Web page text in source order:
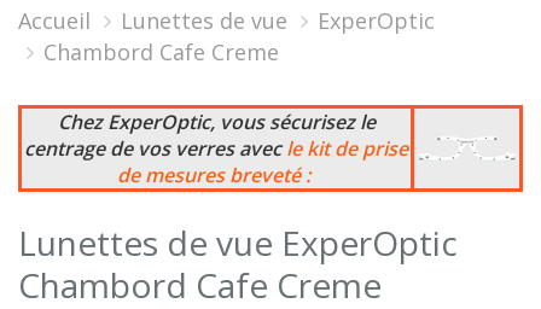
Accueil Lunettes de vue
ExperOptic
Chambord Cafe Creme
Chez ExperOptic, vous sécurisez le
centrage de vos verres avecle kit de prise
de mesures breveté :
Lunettes de vue ExperOptic
Chambord Cafe Creme